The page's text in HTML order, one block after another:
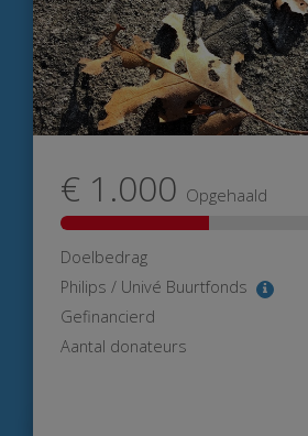
€ 1.000 Opgehaald
Doelbedrag
Philips / Univé Buurtfonds
Gefinancierd
Aantal donateurs